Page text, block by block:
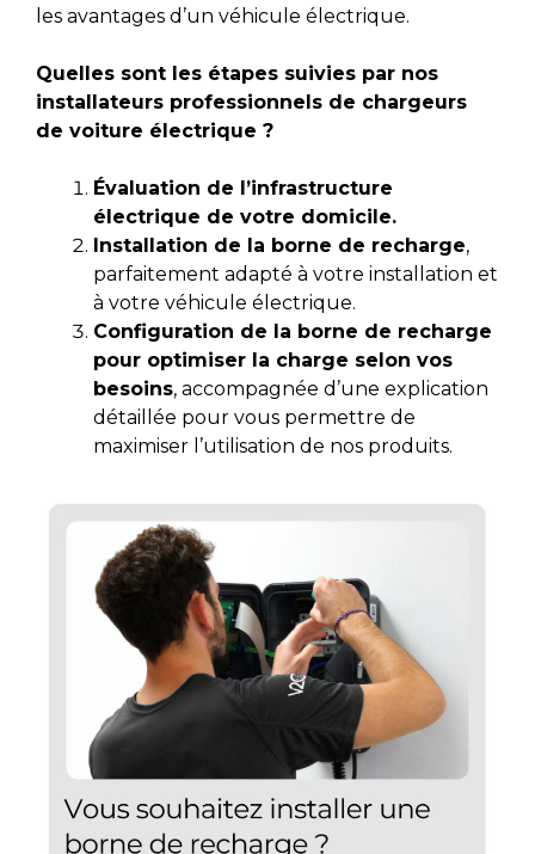
les avantages d’un véhicule électrique.
Quelles sont les étapes suivies par nos
installateurs professionnels de chargeurs
de voiture électrique ?
Évaluation de l’infrastructure
électrique de votre domicile.
Installation de la borne de recharge,
parfaitement adapté à votre installation et
à votre véhicule électrique.
Configuration de la borne de recharge
pour optimiser la charge selon vos
besoins, accompagnée d’une explication
détaillée pour vous permettre de
maximiser l’utilisation de nos produits.